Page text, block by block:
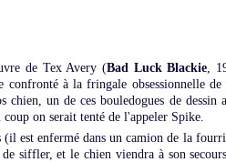
de Tex Avery (Bad Luck Blackie,
confronté à la fringale obsessionnelle
un de ces bouledogues de dessin
on serait tenté de l'appeler Spike.
(il est enfermé dans un camion de la
siffler, et le chien viendra à son